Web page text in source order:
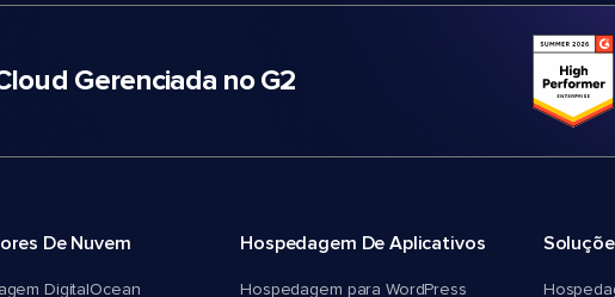
Gerenciada no G2
De Nuvem
DigitalOcean
Hospedagem De Aplicativos
Hospedagem para WordPress